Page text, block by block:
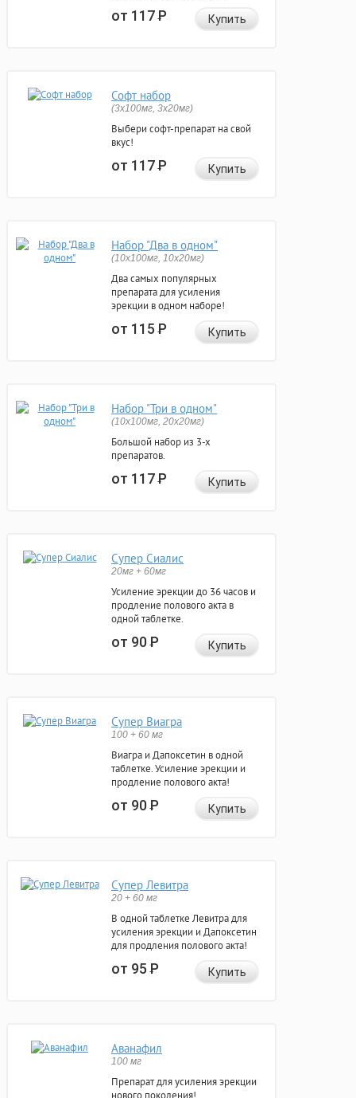
от 117Р Купить
Софт набор
(3x100мг, 3x20мг)
Выбери софт-препарат на свой
вкус!
от 117Р Купить
Набор "Два в одном"
(10x100мг, 10x20мг)
Два самых популярных
препарата для усиления
эрекции в одном наборе!
от 115Р Купить
Набор "Три в одном"
(10x100мг, 20x20мг)
Большой набор из 3-х
препаратов.
от 117Р Купить
Супер Сиалис
20мг + 60мг
Усиление эрекции до 36 часов и
продление полового акта в
одной таблетке.
от 90Р Купить
Супер Виагра
100 + 60 мг
Виагра и Дапоксетин в одной
таблетке. Усиление эрекции и
продление полового акта!
от 90Р Купить
Супер Левитра
20 + 60 мг
В одной таблетке Левитра для
усиления эрекции и Дапоксетин
для продления полового акта!
от 95Р Купить
Аванафил
100 мг
Препарат для усиления эрекции